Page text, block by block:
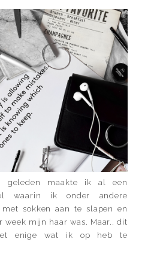
geleden maakte ik al een
waarin ik onder andere
sokken aan te slapen en
week mijn haar was. Maar.. dit
enige wat ik op heb te